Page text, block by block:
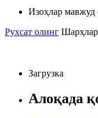
Изоҳлар мавжуд
Рухсат олинг
Загрузка
Алоқада